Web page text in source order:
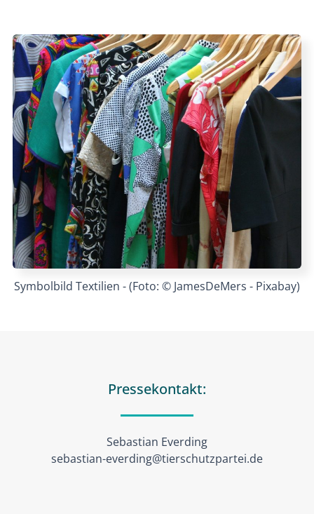
Symbolbild Textilien - (Foto: © JamesDeMers - Pixabay)
Pressekontakt:
Sebastian Everding
sebastian-everding@tierschutzpartei.de